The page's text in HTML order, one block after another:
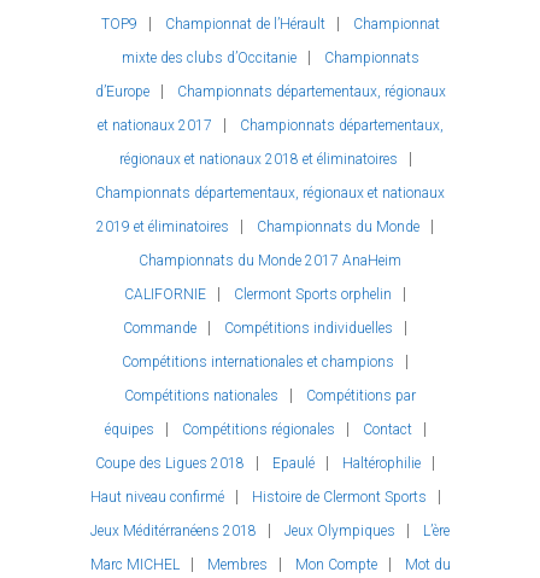
TOP9
Championnat de l’Hérault
Championnat
mixte des clubs d’Occitanie
Championnats
d’Europe
Championnats départementaux, régionaux
et nationaux 2017
Championnats départementaux,
régionaux et nationaux 2018 et éliminatoires
Championnats départementaux, régionaux et nationaux
2019 et éliminatoires
Championnats du Monde
Championnats du Monde 2017 AnaHeim
CALIFORNIE
Clermont Sports orphelin
Commande
Compétitions individuelles
Compétitions internationales et champions
Compétitions nationales
Compétitions par
équipes
Compétitions régionales
Contact
Coupe des Ligues 2018
Epaulé
Haltérophilie
Haut niveau confirmé
Histoire de Clermont Sports
Jeux Méditérranéens 2018
Jeux Olympiques
L’ère
Marc MICHEL
Membres Mon Compte
Mot du